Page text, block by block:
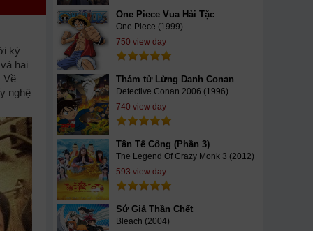
kỳ
hai
Về
nghệ
One Piece Vua Hải Tặc
One Piece (1999)
750 view day
Thám tử Lừng Danh Conan
Detective Conan 2006 (1996)
740 view day
Tân Tế Công (Phần 3)
The Legend Of Crazy Monk 3 (2012)
593 view day
Sứ Giả Thần Chết
Bleach (2004)